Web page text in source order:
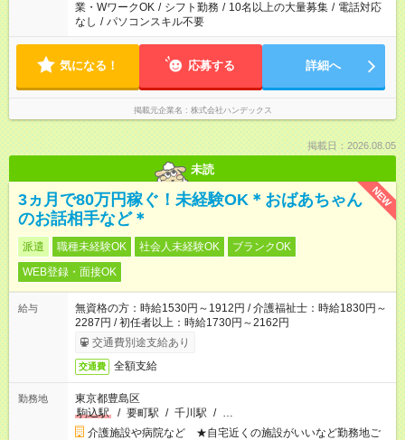
業・WワークOK / シフト勤務 / 10名以上の大量募集 / 電話対応
なし / パソコンスキル不要
気になる！ 応募する 詳細へ
掲載元企業名 株式会社ハンデックス
掲載日：2026.08.05
未読
NEW
3ヵ月で80万円稼ぐ！未経験OK＊おばあちゃん
のお話相手など＊
派遣 職種未経験OK 社会人未経験OK
ブランクOK
WEB登録・面接OK
給与
無資格の方：時給1530円～1912円 / 介護福祉士：時給1830円～
2287円 / 初任者以上：時給1730円～2162円
交通費別途支給あり
交通費 全額支給
勤務地
東京都豊島区
駒込駅
/ 要町駅 / 千川駅 / …
介護施設や病院など ★自宅近くの施設がいいなど勤務地ご